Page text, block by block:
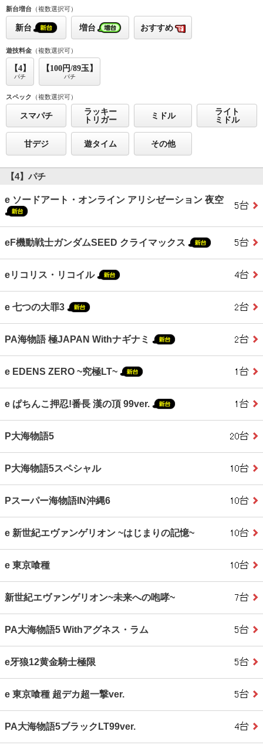
新台増台 （複数選択可）
新台 増台 おすすめ
遊技料金 （複数選択可）
【4】
パチ
【100円/89玉】
パチ
スペック （複数選択可）
スマパチ
ラッキー
トリガー
ミドル
ライト
ミドル
甘デジ 遊タイム その他
【4】パチ
e ソードアート・オンライン アリシゼーション 夜空
eF機動戦士ガンダムSEED クライマックス
eリコリス・リコイル
e 七つの大罪3
PA海物語 極JAPAN Withナギナミ
e EDENS ZERO ~究極LT~
e ぱちんこ押忍!番長 漢の頂 99ver.
P大海物語5
P大海物語5スペシャル
Pスーパー海物語IN沖縄6
e 新世紀エヴァンゲリオン ~はじまりの記憶~
e 東京喰種
新世紀エヴァンゲリオン~未来への咆哮~
PA大海物語5 Withアグネス・ラム
e牙狼12黄金騎士極限
e 東京喰種 超デカ超一撃ver.
PA大海物語5ブラックLT99ver.